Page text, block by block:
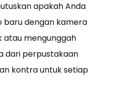
apakah Anda
baru dengan kamera
atau mengunggah
dari perpustakaan
kontra untuk setiap